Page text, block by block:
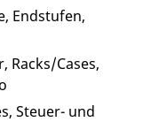
Endstufen,
Racks/Cases,
Steuer- und